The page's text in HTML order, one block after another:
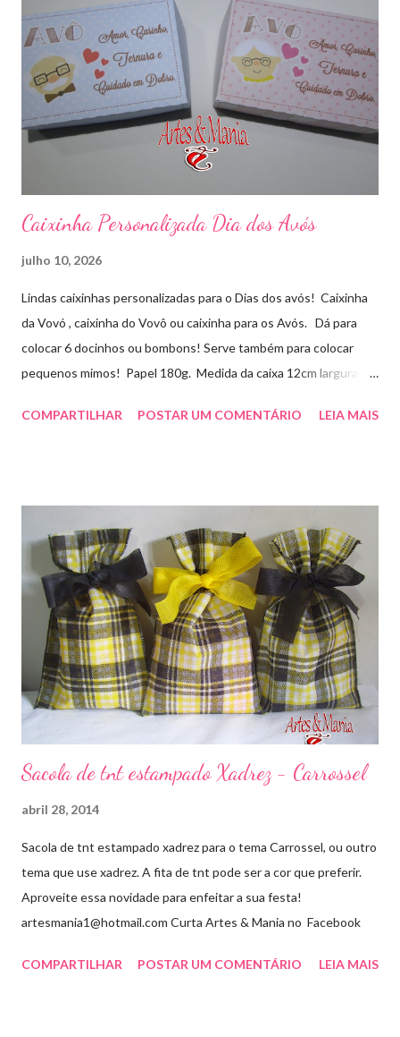
Caixinha Personalizada Dia dos Avós
julho 10, 2026
Lindas caixinhas personalizadas para o Dias dos avós! Caixinha
da Vovó , caixinha do Vovô ou caixinha para os Avós. Dá para
colocar 6 docinhos ou bombons! Serve também para colocar
pequenos mimos! Papel 180g. Medida da caixa 12cm largura x
entre em contato whatsapp . pelo e-mail :
COMPARTILHAR POSTAR UM COMENTÁRIO LEIA MAIS
Sacola de tnt estampado Xadrez - Carrossel
abril 28, 2014
Sacola de tnt estampado xadrez para o tema Carrossel, ou outro
tema que use xadrez. A fita de tnt pode ser a cor que preferir.
Aproveite essa novidade para enfeitar a sua festa!
artesmania1@hotmail.com Curta Artes & Mania no Facebook
COMPARTILHAR POSTAR UM COMENTÁRIO LEIA MAIS